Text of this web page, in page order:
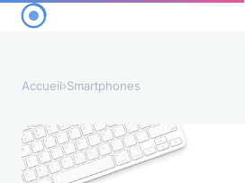
Accueil›Smartphones